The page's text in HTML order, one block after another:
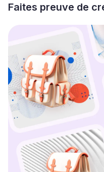
Faites preuve de